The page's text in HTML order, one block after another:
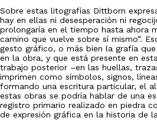
Sobre estas litografías Dittborn
hay en ellas ni desesperación ni
prolongaría en el tiempo hasta ahora
camino que vuelve sobre sí mismo”.
gesto gráfico, o más bien la grafía
en la obra, y que está presente en
trabajo posterior –en las huellas,
imprimen como símbolos, signos,
formando una escritura particular, el
estas obras se podría hablar de una
registro primario realizado en piedra
de expresión gráfica en la historia de